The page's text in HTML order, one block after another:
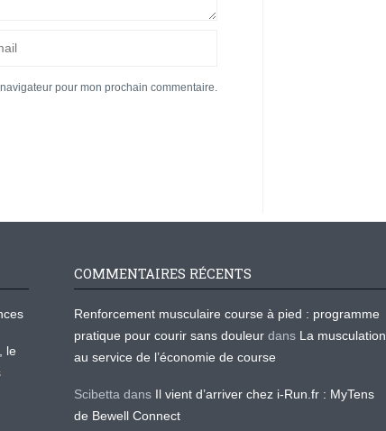
pour mon prochain commentaire.
le
COMMENTAIRES RÉCENTS
Renforcement musculaire course à pied : programme
pratique pour courir sans douleur dans La musculation
au service de l’économie de course
Scibetta dans Il vient d’arriver chez i-Run.fr : MyTens
de Bewell Connect